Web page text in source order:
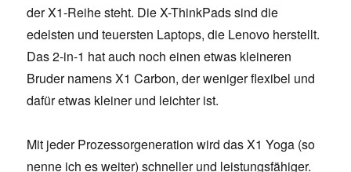
der X1-Reihe steht. Die X-ThinkPads sind die
edelsten und teuersten Laptops, die Lenovo herstellt.
Das 2-in-1 hat auch noch einen etwas kleineren
Bruder namens X1 Carbon, der weniger flexibel und
dafür etwas kleiner und leichter ist.
Mit jeder Prozessorgeneration wird das X1 Yoga (so
nenne ich es weiter) schneller und leistungsfähiger.